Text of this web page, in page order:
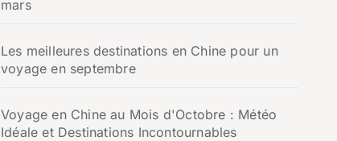
mars
Les meilleures destinations en Chine pour un
voyage en septembre
Voyage en Chine au Mois d'Octobre : Météo
Idéale et Destinations Incontournables